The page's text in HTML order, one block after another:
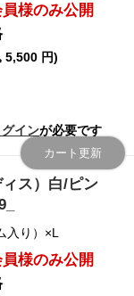
様のみ公開
5,500 円)
グインが必要です
ス）白/ピン
入り）×L
様のみ公開
カート更新